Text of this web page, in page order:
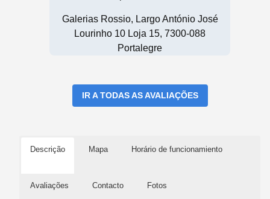
Galerias Rossio, Largo António José
Lourinho 10 Loja 15, 7300-088
Portalegre
IR A TODAS AS AVALIAÇÕES
Descrição Mapa Horário de funcionamiento
Avaliações Contacto Fotos